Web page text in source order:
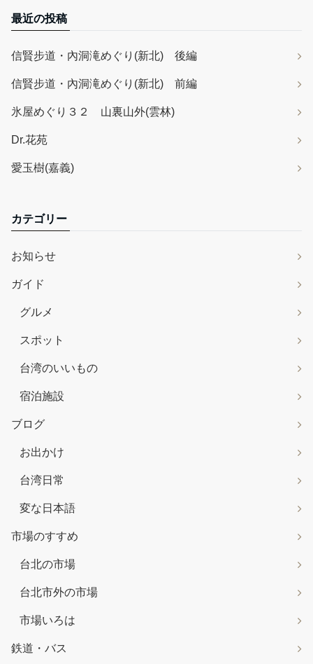
最近の投稿
信賢步道・內洞滝めぐり(新北) 後編
信賢步道・內洞滝めぐり(新北) 前編
氷屋めぐり３２ 山裏山外(雲林)
Dr.花苑
愛玉樹(嘉義)
カテゴリー
お知らせ
ガイド
グルメ
スポット
台湾のいいもの
宿泊施設
ブログ
お出かけ
台湾日常
変な日本語
市場のすすめ
台北の市場
台北市外の市場
市場いろは
鉄道・バス